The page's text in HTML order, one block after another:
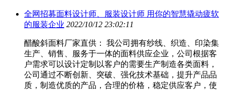
全网招募面料设计师、服装设计师 用你的智慧撬动疲软
的服装企业 2022/10/12 23:02:11
醋酸斜面料厂家直供： 我公司拥有纱线、织造、印染集
生产、销售、服务于一体的面料供应企业，公司根据客
户需求可以设计定制以客户的需要生产制造各类面料，
公司通过不断创新、突破、强化技术基础，提升产品品
质，制造优质的产品，合理的价格，稳定供应客户，使